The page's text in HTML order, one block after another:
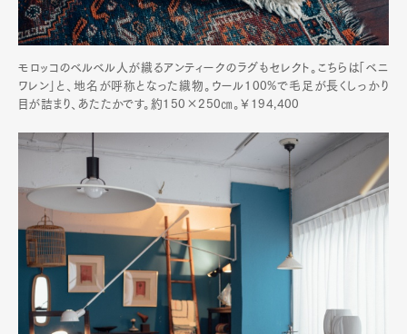
モロッコのベルベル人が織るアンティークのラグもセレクト。こちらは「ベニ
ワレン」と、地名が呼称となった織物。ウール100%で毛足が長くしっかり
目が詰まり、あたたかです。約150×250㎝。￥194,400